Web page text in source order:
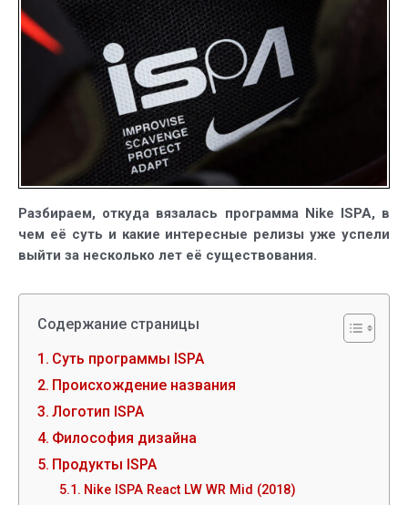
Разбираем, откуда вязалась программа Nike ISPA, в
чем её суть и какие интересные релизы уже успели
выйти за несколько лет её существования.
Содержание страницы
Суть программы ISPA
Происхождение названия
Логотип ISPA
Философия дизайна
Продукты ISPA
Nike ISPA React LW WR Mid (2018)